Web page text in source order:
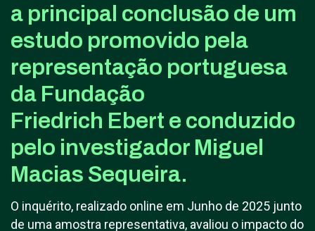
a principal conclusão de um
estudo promovido pela
representação portuguesa
da Fundação
Friedrich Ebert e conduzido
pelo investigador Miguel
Macias Sequeira.
O inquérito, realizado online em Junho de 2025 junto
de uma amostra representativa, avaliou o impacto do